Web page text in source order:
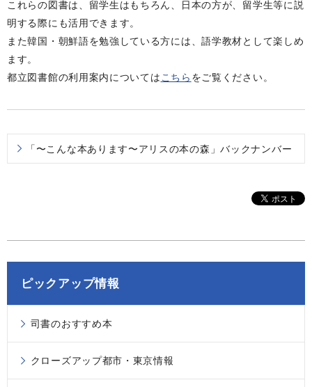
これらの図書は、留学生はもちろん、日本の方が、留学生等に説
明する際にも活用できます。
また韓国・朝鮮語を勉強している方には、語学教材として楽しめ
ます。
都立図書館の利用案内については こちら をご覧ください。
「〜こんな本あります〜アリスの本の森」バックナンバー
ピックアップ情報
司書のおすすめ本
クローズアップ都市・東京情報